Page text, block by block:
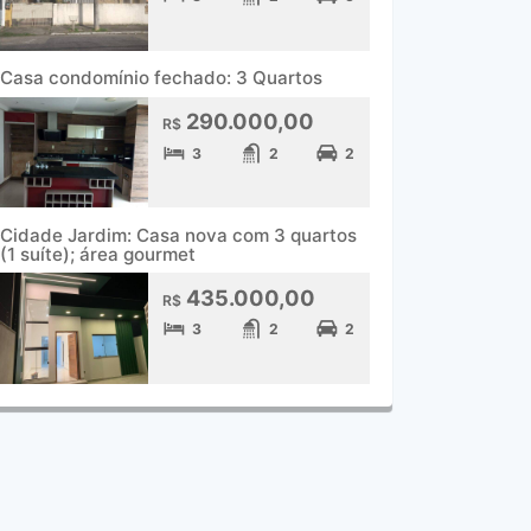
Casa condomínio fechado: 3 Quartos
R$290.000,00
3 2 2
Cidade Jardim: Casa nova com 3 quartos
(1 suíte); área gourmet
R$435.000,00
3 2 2